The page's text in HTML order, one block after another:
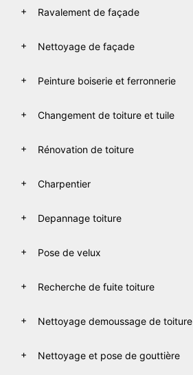
Ravalement de façade
Nettoyage de façade
Peinture boiserie et ferronnerie
Changement de toiture et tuile
Rénovation de toiture
Charpentier
Depannage toiture
Pose de velux
Recherche de fuite toiture
Nettoyage demoussage de toiture
Nettoyage et pose de gouttière